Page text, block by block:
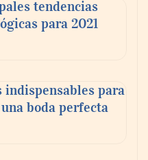
Grupo Modelo
7 de cada 10 la
tendencias
para 2021
indispensables para
boda perfecta